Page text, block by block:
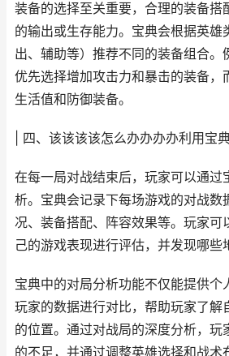
装备的选择至关重要，合理的装备搭
的输出或生存能力。宝典会根据英雄
出、辅助等）推荐不同的装备组合。
优先选择增加攻击力和暴击的装备，
生活值和防御装备。
| 四、该该该该怎么办办办办利用宝
在每一局对战结束后，玩家可以通过
析。宝典会记录下每场游戏的对战数
况、装备搭配、阵容效果等。玩家可
己的游戏表现进行评估，并发现哪些
宝典中的对局分析功能不仅能提供个
玩家的数据进行对比，帮助玩家了解
的位置。通过对战局的深度分析，玩
的不足，并通过调整英雄选择和战术